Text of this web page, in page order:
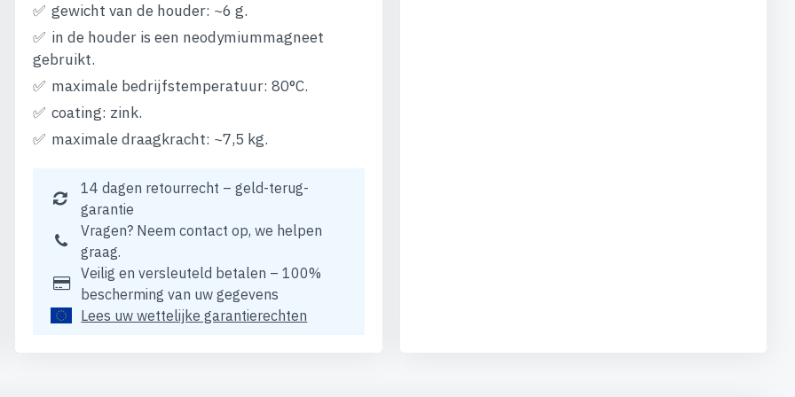
gewicht van de houder: ~6 g.
in de houder is een neodymiummagneet
gebruikt.
maximale bedrijfstemperatuur: 80°C.
coating: zink.
maximale draagkracht: ~7,5 kg.
14 dagen retourrecht – geld-terug-
garantie
Vragen? Neem contact op, we helpen
graag.
Veilig en versleuteld betalen – 100%
bescherming van uw gegevens
Lees uw wettelijke garantierechten